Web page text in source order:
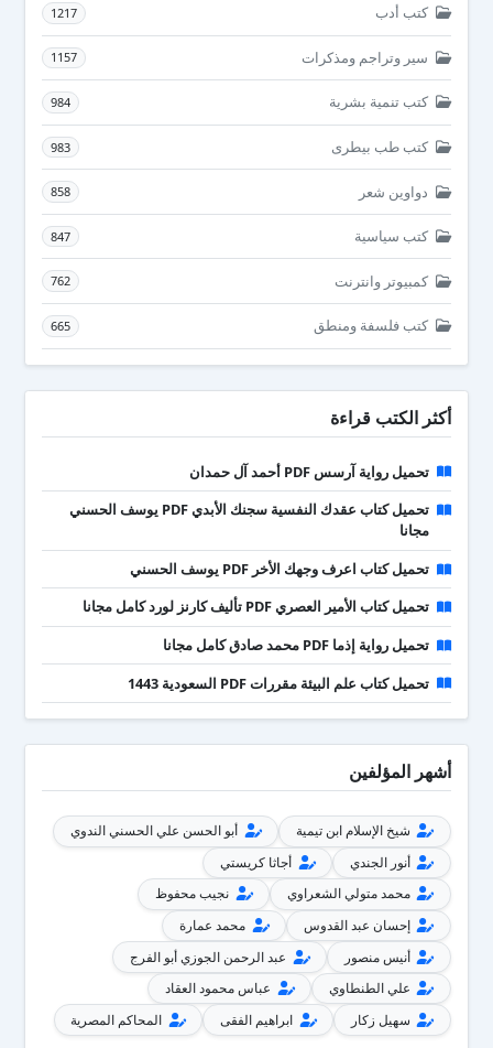
كتب أدب 1217
سير وتراجم ومذكرات 1157
كتب تنمية بشرية 984
كتب طب بيطرى 983
دواوين شعر 858
كتب سياسية 847
كمبيوتر وانترنت 762
كتب فلسفة ومنطق 665
أكثر الكتب قراءة
تحميل رواية آرسس PDF أحمد آل حمدان
تحميل كتاب عقدك النفسية سجنك الأبدي PDF يوسف الحسني
مجانا
تحميل كتاب اعرف وجهك الأخر PDF يوسف الحسني
تحميل كتاب الأمير العصري PDF تأليف كارنز لورد كامل مجانا
تحميل رواية إذما PDF محمد صادق كامل مجانا
تحميل كتاب علم البيئة مقررات PDF السعودية 1443
أشهر المؤلفين
شيخ الإسلام ابن تيمية
أبو الحسن علي الحسني الندوي
أنور الجندي
أجاثا كريستي
محمد متولي الشعراوي
نجيب محفوظ
إحسان عبد القدوس
محمد عمارة
أنيس منصور
عبد الرحمن الجوزي أبو الفرج
علي الطنطاوي
عباس محمود العقاد
سهيل زكار
ابراهيم الفقى المحاكم المصرية